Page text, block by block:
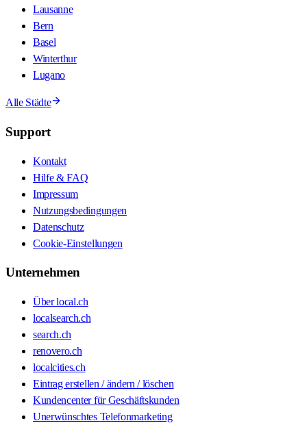
Lausanne
Bern
Basel
Winterthur
Lugano
Alle Städte
Support
Kontakt
Hilfe & FAQ
Impressum
Nutzungsbedingungen
Datenschutz
Cookie-Einstellungen
Unternehmen
Über local.ch
localsearch.ch
search.ch
renovero.ch
localcities.ch
Eintrag erstellen / ändern / löschen
Kundencenter für Geschäftskunden
Unerwünschtes Telefonmarketing